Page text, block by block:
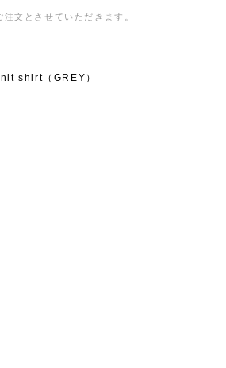
文とさせていただきます。
shirt（GREY）